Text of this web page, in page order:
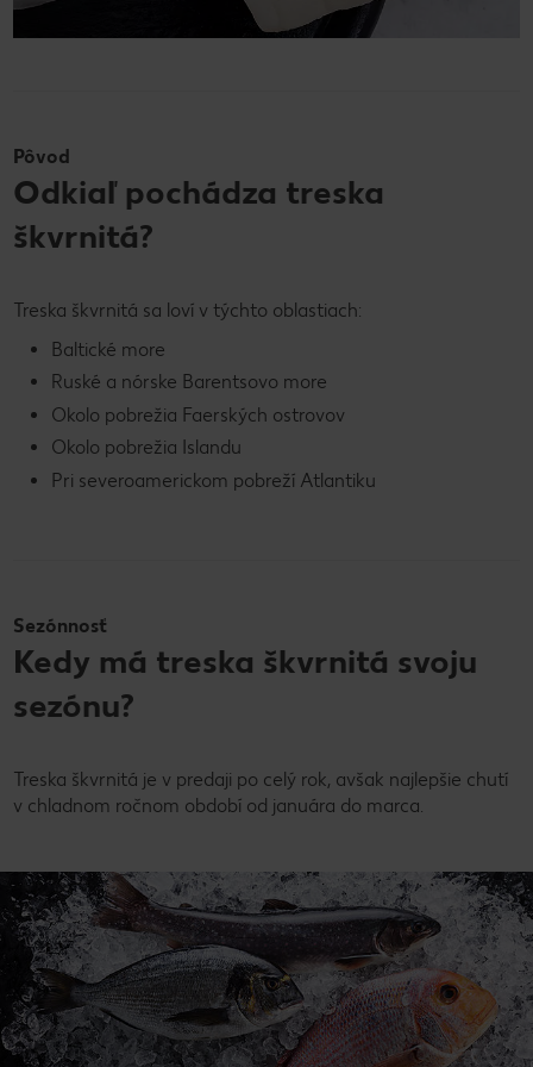
Pôvod
Odkiaľ pochádza treska
škvrnitá?
Treska škvrnitá sa loví v týchto oblastiach:
Baltické more
Ruské a nórske Barentsovo more
Okolo pobrežia Faerských ostrovov
Okolo pobrežia Islandu
Pri severoamerickom pobreží Atlantiku
Sezónnosť
Kedy má treska škvrnitá svoju
sezónu?
Treska škvrnitá je v predaji po celý rok, avšak najlepšie chutí
v chladnom ročnom období od januára do marca.